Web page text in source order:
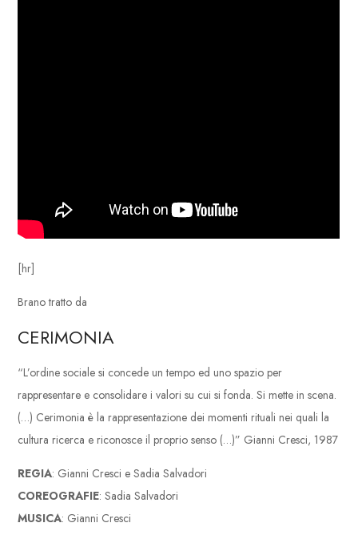
[hr]
Brano tratto da
CERIMONIA
“L’ordine sociale si concede un tempo ed uno spazio per
rappresentare e consolidare i valori su cui si fonda. Si mette in scena.
(…) Cerimonia è la rappresentazione dei momenti rituali nei quali la
cultura ricerca e riconosce il proprio senso (…)” Gianni Cresci, 1987
REGIA: Gianni Cresci e Sadia Salvadori
COREOGRAFIE: Sadia Salvadori
MUSICA: Gianni Cresci